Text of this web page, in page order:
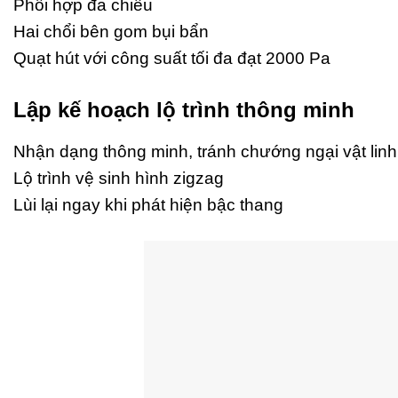
Phối hợp đa chiều
Hai chổi bên gom bụi bẩn
Quạt hút với công suất tối đa đạt 2000 Pa
Lập kế hoạch lộ trình thông minh
Nhận dạng thông minh, tránh chướng ngại vật
Lộ trình vệ sinh hình zigzag
Lùi lại ngay khi phát hiện bậc thang